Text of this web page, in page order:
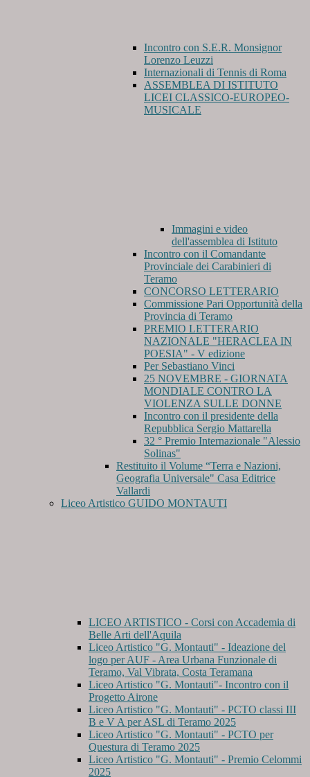
Incontro con S.E.R. Monsignor
Lorenzo Leuzzi
Internazionali di Tennis di Roma
ASSEMBLEA DI ISTITUTO
LICEI CLASSICO-EUROPEO-
MUSICALE
Immagini e video
dell'assemblea di Istituto
Incontro con il Comandante
Provinciale dei Carabinieri di
Teramo
CONCORSO LETTERARIO
Commissione Pari Opportunità della
Provincia di Teramo
PREMIO LETTERARIO
NAZIONALE "HERACLEA IN
POESIA" - V edizione
Per Sebastiano Vinci
25 NOVEMBRE - GIORNATA
MONDIALE CONTRO LA
VIOLENZA SULLE DONNE
Incontro con il presidente della
Repubblica Sergio Mattarella
32 ° Premio Internazionale "Alessio
Solinas"
Restituito il Volume “Terra e Nazioni,
Geografia Universale" Casa Editrice
Vallardi
Liceo Artistico GUIDO MONTAUTI
LICEO ARTISTICO - Corsi con Accademia di
Belle Arti dell'Aquila
Liceo Artistico "G. Montauti" - Ideazione del
logo per AUF - Area Urbana Funzionale di
Teramo, Val Vibrata, Costa Teramana
Liceo Artistico "G. Montauti"- Incontro con il
Progetto Airone
Liceo Artistico "G. Montauti" - PCTO classi III
B e V A per ASL di Teramo 2025
Liceo Artistico "G. Montauti" - PCTO per
Questura di Teramo 2025
Liceo Artistico "G. Montauti" - Premio Celommi
2025